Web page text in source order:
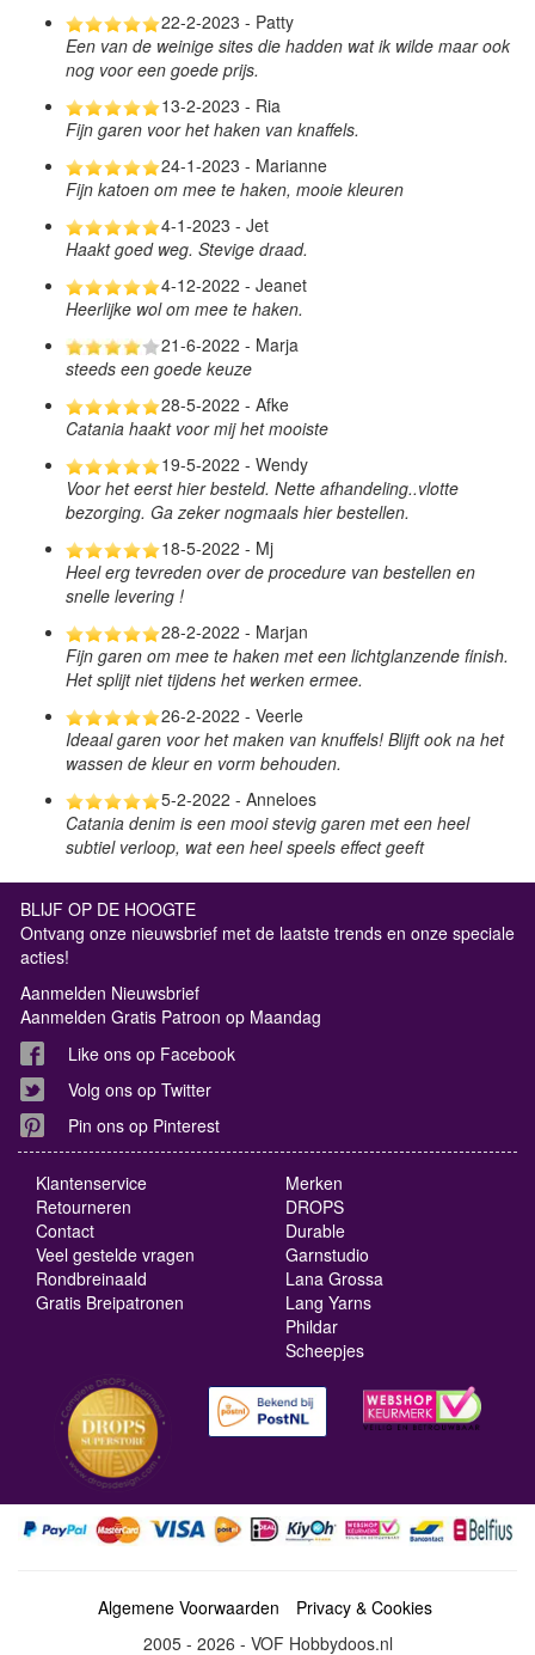
22-2-2023 - Patty
Een van de weinige sites die hadden wat ik wilde maar ook
nog voor een goede prijs.
13-2-2023 - Ria
Fijn garen voor het haken van knaffels.
24-1-2023 - Marianne
Fijn katoen om mee te haken, mooie kleuren
4-1-2023 - Jet
Haakt goed weg. Stevige draad.
4-12-2022 - Jeanet
Heerlijke wol om mee te haken.
21-6-2022 - Marja
steeds een goede keuze
28-5-2022 - Afke
Catania haakt voor mij het mooiste
19-5-2022 - Wendy
Voor het eerst hier besteld. Nette afhandeling..vlotte
bezorging. Ga zeker nogmaals hier bestellen.
18-5-2022 - Mj
Heel erg tevreden over de procedure van bestellen en
snelle levering !
28-2-2022 - Marjan
Fijn garen om mee te haken met een lichtglanzende finish.
Het splijt niet tijdens het werken ermee.
26-2-2022 - Veerle
Ideaal garen voor het maken van knuffels! Blijft ook na het
wassen de kleur en vorm behouden.
5-2-2022 - Anneloes
Catania denim is een mooi stevig garen met een heel
subtiel verloop, wat een heel speels effect geeft
BLIJF OP DE HOOGTE
Ontvang onze nieuwsbrief met de laatste trends en onze speciale
acties!
Aanmelden Nieuwsbrief
Aanmelden Gratis Patroon op Maandag
Like ons op Facebook
Volg ons op Twitter
Pin ons op Pinterest
Klantenservice
Retourneren
Contact
Veel gestelde vragen
Rondbreinaald
Gratis Breipatronen
Merken
DROPS
Durable
Garnstudio
Lana Grossa
Lang Yarns
Phildar
Scheepjes
Algemene Voorwaarden
Privacy & Cookies
2005 - 2026 - VOF Hobbydoos.nl